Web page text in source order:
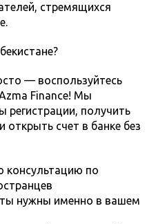
стремящихся
— воспользуйтесь
Finance! Мы
регистрации, получить
счет в банке без
консультацию по
нужны именно в вашем